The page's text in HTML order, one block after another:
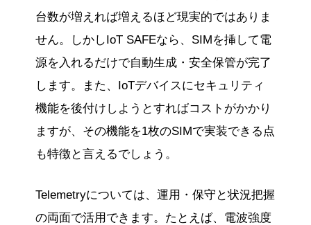
台数が増えれば増えるほど現実的ではありま
せん。しかしIoT SAFEなら、SIMを挿して電
源を入れるだけで自動生成・安全保管が完了
します。また、IoTデバイスにセキュリティ
機能を後付けしようとすればコストがかかり
ますが、その機能を1枚のSIMで実装できる点
も特徴と言えるでしょう。
Telemetryについては、運用・保守と状況把握
の両面で活用できます。たとえば、電波強度